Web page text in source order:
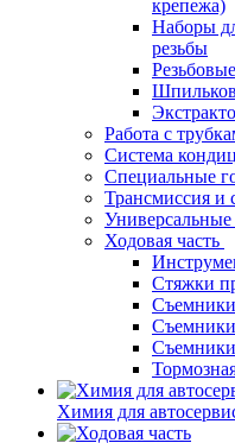
крепежа)
Наборы
резьбы
Работа с
Система
Специальные
Трансмиссия и
Ходовая часть
Стяжки
Химия для